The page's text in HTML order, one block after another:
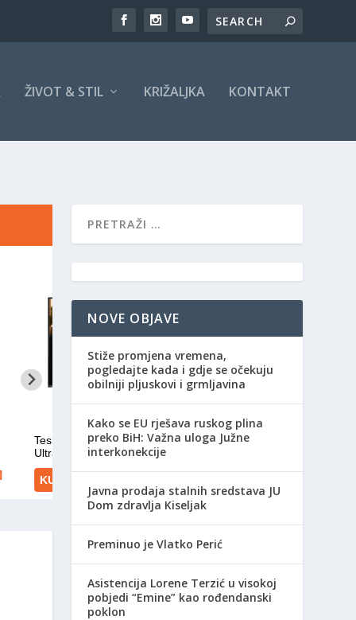
ŽIVOT & STIL KRIŽALJKA KONTAKT
NOVE OBJAVE
Stiže promjena vremena,
pogledajte kada i gdje se očekuju
obilniji pljuskovi i grmljavina
Kako se EU rješava ruskog plina
preko BiH: Važna uloga Južne
interkonekcije
Javna prodaja stalnih sredstava JU
Dom zdravlja Kiseljak
Preminuo je Vlatko Perić
Asistencija Lorene Terzić u visokoj
pobjedi “Emine” kao rođendanski
poklon